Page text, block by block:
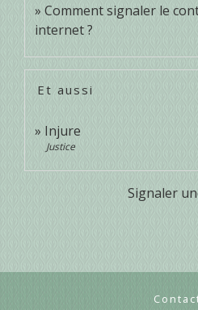
Comment signaler le
internet ?
Et aussi
Injure
Justice
Signaler